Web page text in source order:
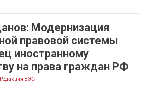
Модернизация
правовой системы
иностранному
на права граждан РФ
Редакция ВЭС